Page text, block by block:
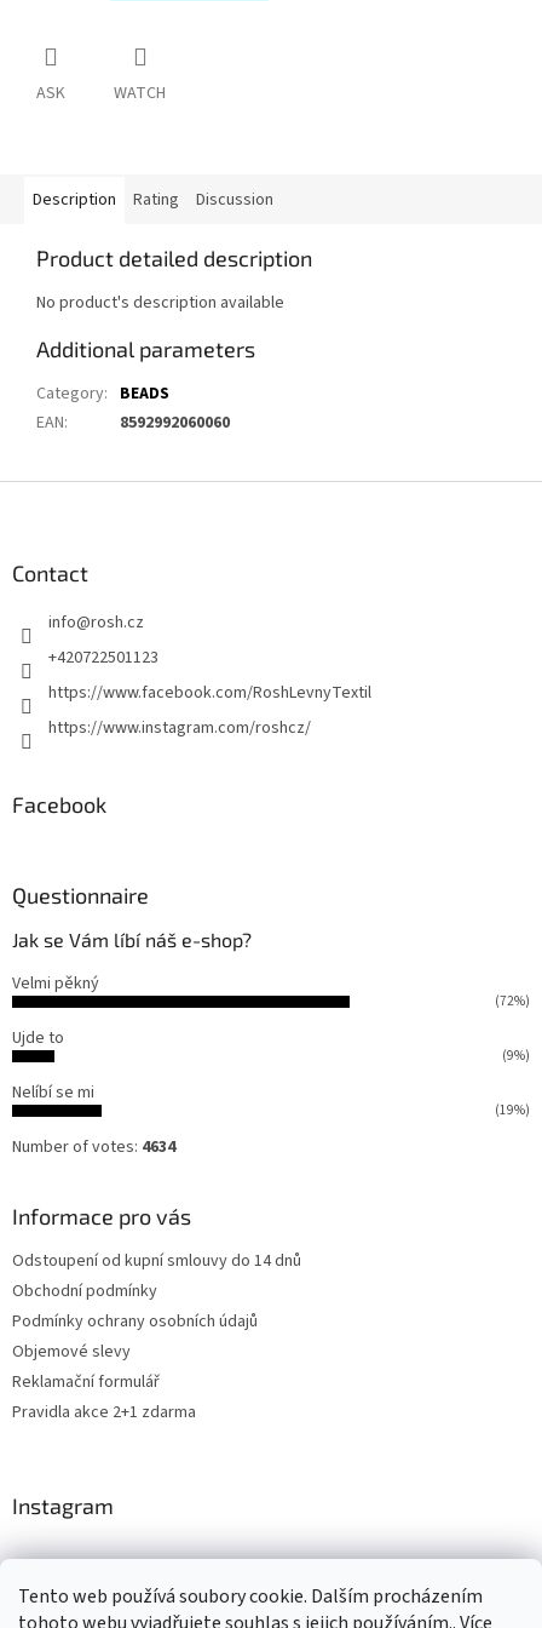
Tento web používá soubory cookie. Dalším procházením
ASK WATCH
Description Rating Discussion
Product detailed description
No product's description available
Additional parameters
Category: BEADS
EAN: 8592992060060
Contact
info@rosh.cz
+420722501123
https://www.facebook.com/RoshLevnyTextil
https://www.instagram.com/roshcz/
Facebook
Questionnaire
Jak se Vám líbí náš e-shop?
Velmi pěkný
(72%)
Ujde to
(9%)
Nelíbí se mi
(19%)
Number of votes: 4634
Informace pro vás
Odstoupení od kupní smlouvy do 14 dnů
Obchodní podmínky
Podmínky ochrany osobních údajů
Objemové slevy
Reklamační formulář
Pravidla akce 2+1 zdarma
Instagram
Shoptet.cz CARDAMON Online Magazín